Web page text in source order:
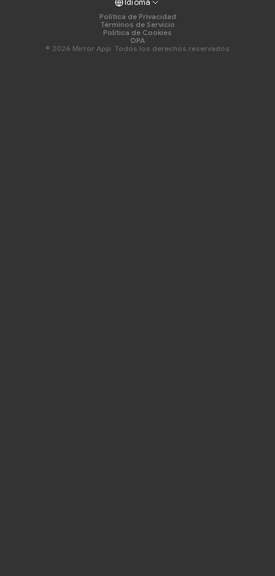
Idioma
Política de Privacidad
Términos de Servicio
Política de Cookies
DPA
© 2026 Mirror App. Todos los derechos reservados